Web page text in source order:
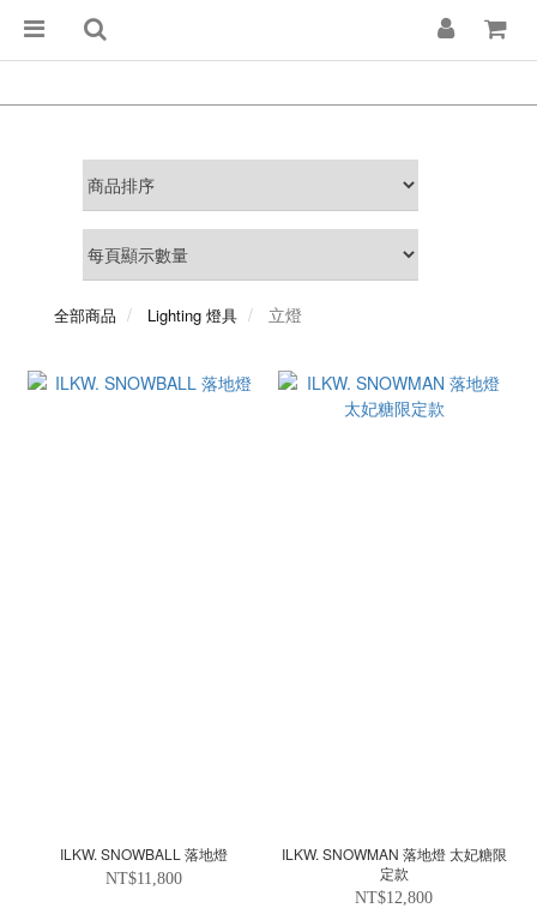
全部商品 Lighting 燈具 立燈
ILKW. SNOWBALL 落地燈
NT$11,800
ILKW. SNOWMAN 落地燈 太妃糖限
定款
NT$12,800